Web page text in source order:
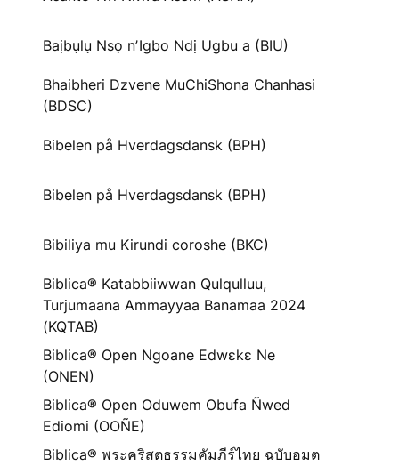
Baịbụlụ Nsọ nʼIgbo Ndị Ugbu a (BIU)
Bhaibheri Dzvene MuChiShona Chanhasi
(BDSC)
Bibelen på Hverdagsdansk (BPH)
Bibelen på Hverdagsdansk (BPH)
Bibiliya mu Kirundi coroshe (BKC)
Biblica® Katabbiiwwan Qulqulluu,
Turjumaana Ammayyaa Banamaa 2024
(KQTAB)
Biblica® Open Ngoane Edwɛkɛ Ne
(ONEN)
Biblica® Open Oduwem Obufa Ñwed
Ediomi (OOÑE)
Biblica® พระคริสตธรรมคัมภีร์ไทย ฉบับอมต